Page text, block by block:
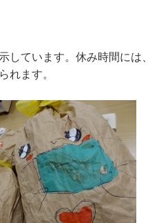
ています。休み時間には
れます。